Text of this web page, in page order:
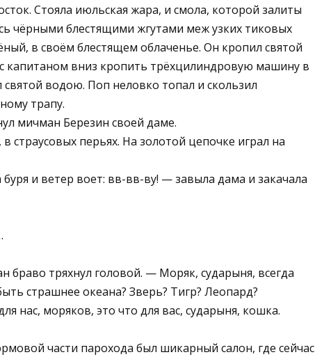
Стояла июльская жара, и смола, которой залиты
чёрными блестящими жгутами меж узких тиковых
в своём блестящем облаченье. Он кропил святой
капитаном вниз кропить трёхцилиндровую машину в
водою. Поп неловко топал и скользил
трапу.
мичман Березин своей даме.
страусовых перьях. На золотой цепочке играл на
и ветер воет: вв-вв-ву! — завыла дама и закачала
тряхнул головой. — Моряк, сударыня, всегда
страшнее океана? Зверь? Тигр? Леопард?
нас, моряков, это что для вас, сударыня, кошка.
части парохода был шикарный салон, где сейчас